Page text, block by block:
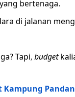
bertenaga.
di jalanan
Tapi, budget
Kampung